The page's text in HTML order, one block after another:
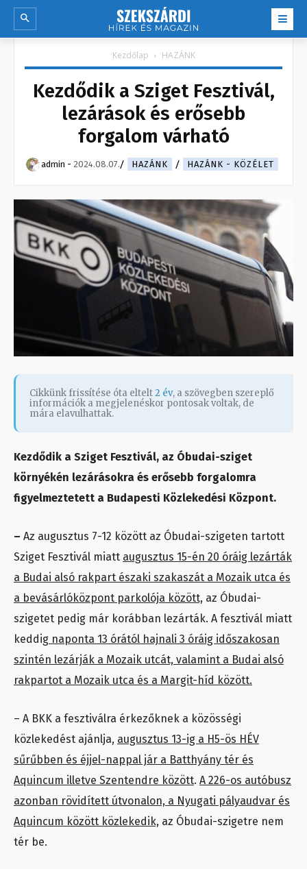
Kezdőlap HAZÁNK
Kezdődik a Sziget Fesztivál,
lezárások és erősebb
forgalom várható
admin - 2024.08.07. HAZÁNK HAZÁNK - KÖZÉLET
Cikkünk frissítése óta eltelt2 év, a szövegben szereplő
információk a megjelenéskor pontosak voltak, de
mára elavulhattak.
Kezdődik a Sziget Fesztivál, az Óbudai-sziget
környékén lezárásokra és erősebb forgalomra
figyelmeztetett a Budapesti Közlekedési Központ.
– Az augusztus 7-12 között az Óbudai-szigeten tartott
Sziget Fesztivál miatt augusztus 15-én 20 óráig lezárták
a Budai alsó rakpart északi szakaszát a Mozaik utca és
a bevásárlóközpont parkolója között, az Óbudai-
szigetet pedig már korábban lezárták. A fesztivál miatt
keddig naponta 13 órától hajnali 3 óráig időszakosan
szintén lezárják a Mozaik utcát, valamint a Budai alsó
rakpartot a Mozaik utca és a Margit-híd között.
– A BKK a fesztiválra érkezőknek a közösségi
közlekedést ajánlja, augusztus 13-ig a H5-ös HÉV
sűrűbben és éjjel-nappal jár a Batthyány tér és
Aquincum illetve Szentendre között. A 226-os autóbusz
azonban rövidített útvonalon, a Nyugati pályaudvar és
Aquincum között közlekedik, az Óbudai-szigetre nem
tér be.